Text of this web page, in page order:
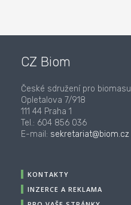
CZ Biom
České sdružení pro biomasu
Opletalova 7/918
111 44 Praha 1
Tel.: 604 856 036
E-mail: sekretariat@biom.cz
KONTAKTY
INZERCE A REKLAMA